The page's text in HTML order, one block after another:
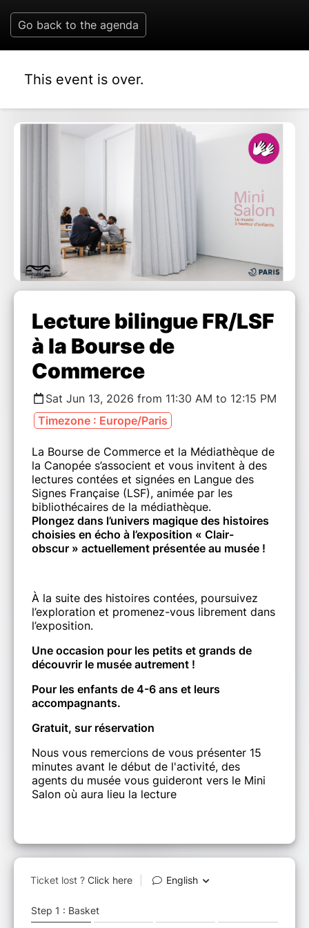
Go back to the agenda
This event is over.
Lecture bilingue FR/LSF
à la Bourse de
Commerce
Sat Jun 13, 2026 from 11:30 AM to 12:15 PM
Timezone : Europe/Paris
La Bourse de Commerce et la Médiathèque de
la Canopée s’associent et vous invitent à des
lectures contées et signées en Langue des
Signes Française (LSF), animée par les
bibliothécaires de la médiathèque.
Plongez dans l’univers magique des histoires
choisies en écho à l’exposition « Clair-
obscur » actuellement présentée au musée !
À la suite des histoires contées, poursuivez
l’exploration et promenez-vous librement dans
l’exposition.
Une occasion pour les petits et grands de
découvrir le musée autrement !
Pour les enfants de 4-6 ans et leurs
accompagnants.
Gratuit, sur réservation
Nous vous remercions de vous présenter 15
minutes avant le début de l'activité, des
agents du musée vous guideront vers le Mini
Salon où aura lieu la lecture